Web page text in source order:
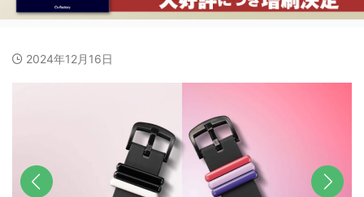
2024年12月16日